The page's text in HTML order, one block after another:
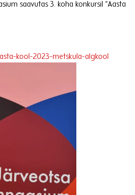
saavutas 3. koha konkursil “Aasta
kool-2023-metskula-algkool